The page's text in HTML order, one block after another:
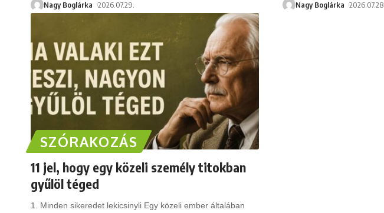
Nagy Boglárka 2026.07.29. Nagy Boglárka 2026.07.28.
SZÓRAKOZÁS
11 jel, hogy egy közeli személy titokban
gyűlöl téged
1. Minden sikeredet lekicsinyli Egy közeli ember általában